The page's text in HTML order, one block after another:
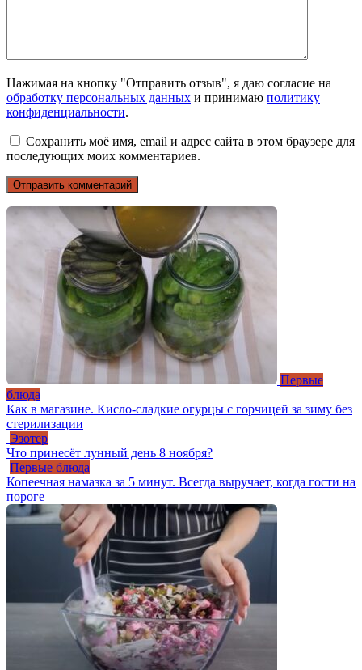
Нажимая на кнопку "Отправить отзыв", я даю согласие на
обработку персональных данных и принимаю политику
конфиденциальности.
Сохранить моё имя, email и адрес сайта в этом браузере для
последующих моих комментариев.
Первые
блюда
Как в магазине. Кисло-сладкие огурцы с горчицей за зиму без
стерилизации
Эзотер
Что принесёт лунный день 8 ноября?
Первые блюда
Копеечная намазка за 5 минут. Всегда выручает, когда гости на
пороге